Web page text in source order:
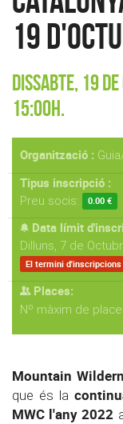
19
Dissabte, 19
15:00h.
Organització :
Tipus inscripció :
Preu socis: 0.00 €
Data límit
Dilluns, 7 de
El termini
Places:
Nº màxim de
Mountain
que és la
MWC l'any 2022